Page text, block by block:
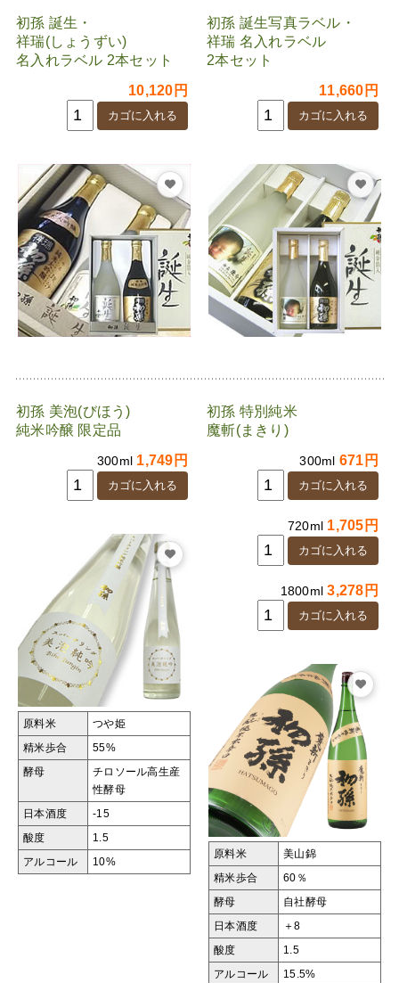
初孫 誕生・
祥瑞(しょうずい)
名入れラベル 2本セット
10,120円
初孫 誕生写真ラベル・
祥瑞 名入れラベル
2本セット
11,660円
初孫 美泡(びほう)
純米吟醸 限定品
300ml 1,749円
原料米 つや姫
精米歩合 55%
酵母
チロソール高生産
性酵母
日本酒度 -15
酸度 1.5
アルコール 10%
初孫 特別純米
魔斬(まきり)
300ml 671円
720ml 1,705円
1800ml3,278円
原料米 美山錦
精米歩合 60％
酵母 自社酵母
日本酒度 ＋8
酸度 1.5
アルコール 15.5%